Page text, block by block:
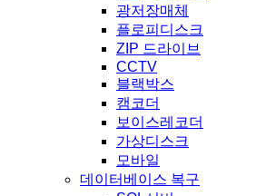
광저장매체
플로피디스크
ZIP 드라이브
CCTV
블랙박스
캠코더
보이스레코더
가상디스크
모바일
데이터베이스 복구